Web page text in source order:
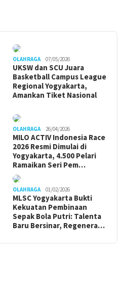
OLAHRAGA 07/05/2026
UKSW dan SCU Juara
Basketball Campus League
Regional Yogyakarta,
Amankan Tiket Nasional
OLAHRAGA 26/04/2026
MILO ACTIV Indonesia Race
2026 Resmi Dimulai di
Yogyakarta, 4.500 Pelari
Ramaikan Seri Pem…
OLAHRAGA 01/02/2026
MLSC Yogyakarta Bukti
Kekuatan Pembinaan
Sepak Bola Putri: Talenta
Baru Bersinar, Regenera…